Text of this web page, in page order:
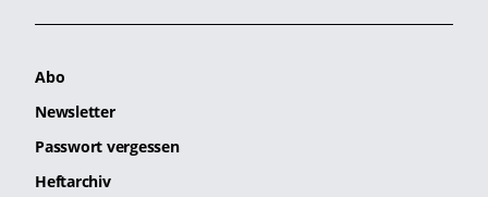
Abo
Newsletter
Passwort vergessen
Heftarchiv